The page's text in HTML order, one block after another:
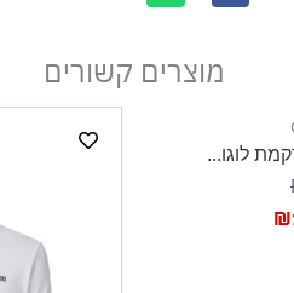
מוצרים קשורים
לוגו...
₪